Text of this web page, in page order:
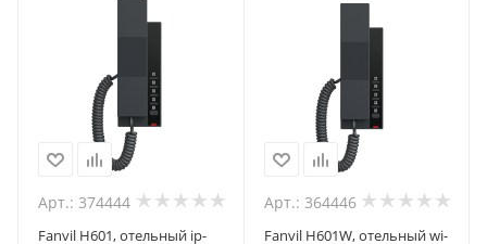
Арт.: 374444
Fanvil H601, отельный ip-
Арт.: 364446
Fanvil H601W, отельный wi-